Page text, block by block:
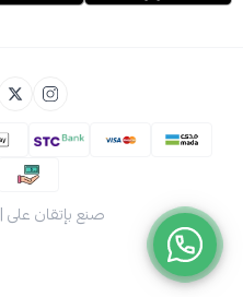
صنع بإتقان على | 2026